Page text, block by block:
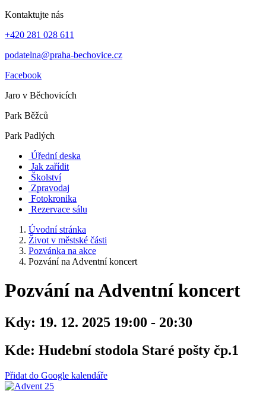
Kontaktujte nás
+420 281 028 611
podatelna@praha-bechovice.cz
Facebook
Jaro v Běchovicích
Park Běžců
Park Padlých
Úřední deska
Jak zařídit
Školství
Zpravodaj
Fotokronika
Rezervace sálu
Úvodní stránka
Život v městské části
Pozvánka na akce
Pozvání na Adventní koncert
Pozvání na Adventní koncert
Kdy: 19. 12. 2025 19:00 - 20:30
Kde: Hudební stodola Staré pošty čp.1
Přidat do Google kalendáře